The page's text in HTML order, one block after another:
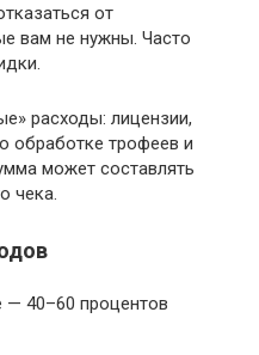
от
вам не нужны. Часто
расходы: лицензии,
обработке трофеев и
может составлять
чека.
— 40–60 процентов